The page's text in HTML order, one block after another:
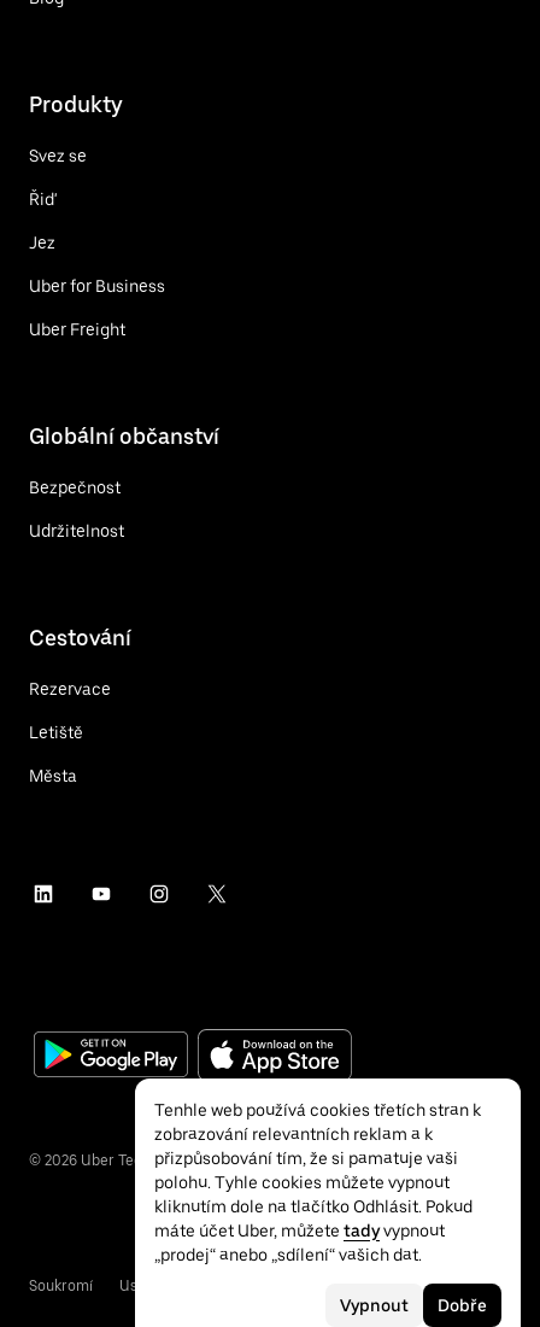
Produkty
Svez se
Řiď
Jez
Uber for Business
Uber Freight
Globální občanství
Bezpečnost
Udržitelnost
Cestování
Rezervace
Letiště
Města
© 2026 Uber Technologies Inc.
Soukromí Usnadnění přístupu
Tenhle web používá cookies třetích stran k
zobrazování relevantních reklam a k
přizpůsobování tím, že si pamatuje vaši
polohu. Tyhle cookies můžete vypnout
kliknutím dole na tlačítko Odhlásit. Pokud
máte účet Uber, můžete tadyvypnout
„prodej“ anebo „sdílení“ vašich dat.
Vypnout Dobře